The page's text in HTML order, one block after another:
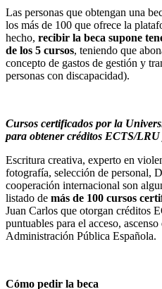
Las personas que obtengan una
los más de 100 que ofrece la
hecho, recibir la beca supone
de los 5 cursos, teniendo que
concepto de gastos de gestión y
personas con discapacidad).
Cursos certificados por la
para obtener créditos ECTS/
Escritura creativa, experto en
fotografía, selección de personal,
cooperación internacional son
listado de más de 100 cursos
Juan Carlos que otorgan créditos
puntuables para el acceso,
Administración Pública Española.
Cómo pedir la beca